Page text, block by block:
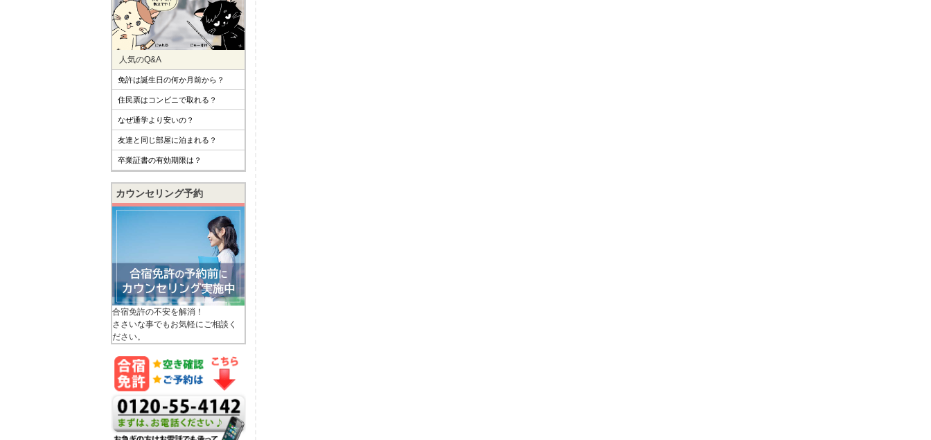
人気のQ&A
免許は誕生日の何か月前から？
住民票はコンビニで取れる？
なぜ通学より安いの？
友達と同じ部屋に泊まれる？
卒業証書の有効期限は？
カウンセリング予約
合宿免許の不安を解消！
ささいな事でもお気軽にご相談く
ださい。